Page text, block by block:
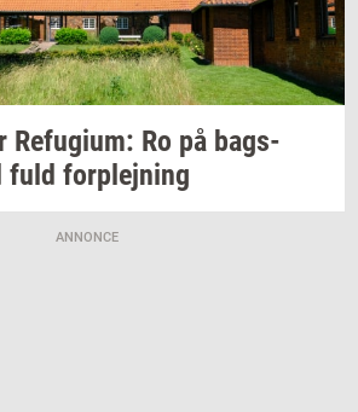
Re­fu­gi­um: Ro på bags­
fuld for­plej­ning
ANNONCE